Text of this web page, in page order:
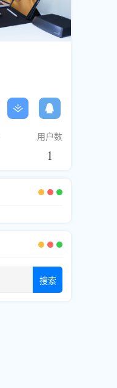
用户数
1
搜索